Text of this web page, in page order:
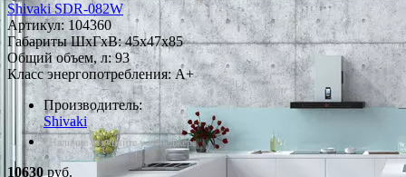
Shivaki SDR-082W
Артикул: 104360
Габариты ШxГxВ: 45x47x85
Общий объем, л: 93
Класс энергопотребления: A+
Производитель:
Shivaki
*Наличие уточняйте у менеджера
10630руб.